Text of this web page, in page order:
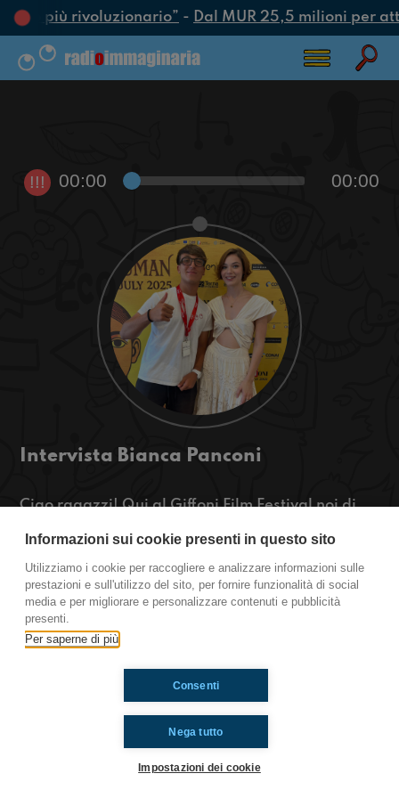
più rivoluzionario”- Dal MUR 25,5 milioni per
!!! 00:00 00:00
Intervista Bianca Panconi
Ciao ragazzi! Qui al Giffoni Film Festival noi di
Bianca Panconi, protagonista di molti fim e serie
TV che ora sta recitando in “Che Dio ci aiuti” se
siete curiosi ascoltate qui cosa ci hanno detto!
https://www.radioimmaginaria.it
Informazioni sui cookie presenti in questo sito
Utilizziamo i cookie per raccogliere e analizzare informazioni sulle
prestazioni e sull'utilizzo del sito, per fornire funzionalità di social
media e per migliorare e personalizzare contenuti e pubblicità
presenti.
Per saperne di più
Nega tutto
Consenti
Impostazioni dei cookie